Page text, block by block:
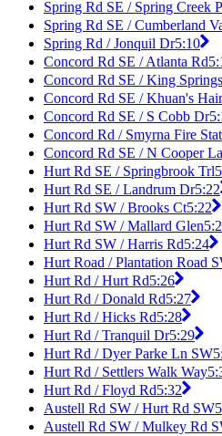
Spring Rd SE / Spring Creek
Spring Rd SE / Cumberland
Spring Rd / Jonquil Dr5:10
Concord Rd SE / Atlanta Rd
Concord Rd SE / King
Concord Rd SE / Khuan's
Concord Rd SE / S Cobb Dr
Concord Rd / Smyrna Fire
Concord Rd SE / N Cooper
Hurt Rd SE / Springbrook Trl
Hurt Rd SE / Landrum Dr5:22
Hurt Rd SW / Brooks Ct5:22
Hurt Rd SW / Mallard Glen
Hurt Rd SW / Harris Rd5:24
Hurt Road / Plantation Road
Hurt Rd / Hurt Rd5:26
Hurt Rd / Donald Rd5:27
Hurt Rd / Hicks Rd5:28
Hurt Rd / Tranquil Dr5:29
Hurt Rd / Dyer Parke Ln SW
Hurt Rd / Settlers Walk Way
Hurt Rd / Floyd Rd5:32
Austell Rd SW / Hurt Rd SW
Austell Rd SW / Mulkey Rd